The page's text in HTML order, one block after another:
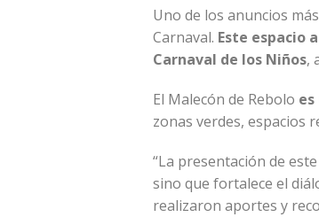
Uno de los anuncios
Carnaval. Este espacio
Carnaval de los Niños,
El Malecón de Rebolo
zonas verdes, espacios
“La presentación de
sino que fortalece el
realizaron aportes y